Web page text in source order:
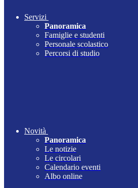
Servizi
Panoramica
Famiglie e studenti
Personale scolastico
Percorsi di studio
Novità
Panoramica
Le notizie
Le circolari
Calendario eventi
Albo online